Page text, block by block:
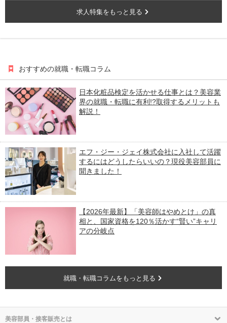
求人特集をもっと見る
おすすめの就職・転職コラム
日本化粧品検定を活かせる仕事とは？美容業
界の就職・転職に有利!?取得するメリットも
解説！
エフ・ジー・ジェイ株式会社に入社して活躍
するにはどうしたらいいの？現役美容部員に
聞きました！
【2026年最新】「美容師はやめとけ」の真
相と、国家資格を120％活かす“賢い”キャリ
アの分岐点
就職・転職コラムをもっと見る
美容部員・接客販売とは